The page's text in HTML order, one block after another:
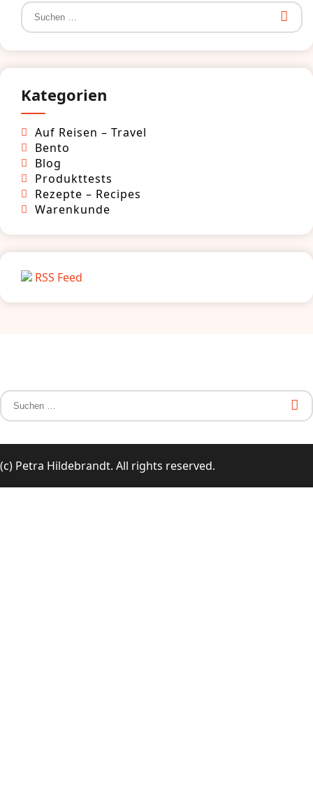
Suchen
nach:
Kategorien
Auf Reisen – Travel
Bento
Blog
Produkttests
Rezepte – Recipes
Warenkunde
RSS Feed
Suchen
nach:
(c) Petra Hildebrandt. All rights reserved.